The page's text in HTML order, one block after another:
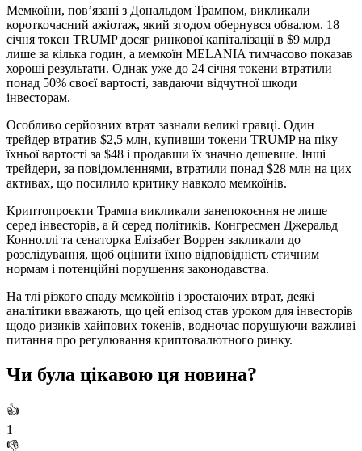
Мемкоїни, пов’язані з Дональдом Трампом, викликали
короткочасний ажіотаж, який згодом обернувся обвалом. 18
січня токен TRUMP досяг ринкової капіталізації в $9 млрд
лише за кілька годин, а мемкоїн MELANIA тимчасово показав
хороші результати. Однак уже до 24 січня токени втратили
понад 50% своєї вартості, завдаючи відчутної шкоди
інвесторам.
Особливо серйозних втрат зазнали великі гравці. Один
трейдер втратив $2,5 млн, купивши токени TRUMP на піку
їхньої вартості за $48 і продавши їх значно дешевше. Інші
трейдери, за повідомленнями, втратили понад $28 млн на цих
активах, що посилило критику навколо мемкоїнів.
Криптопроєкти Трампа викликали занепокоєння не лише
серед інвесторів, а й серед політиків. Конгресмен Джеральд
Конноллі та сенаторка Елізабет Воррен закликали до
розслідування, щоб оцінити їхню відповідність етичним
нормам і потенційні порушення законодавства.
На тлі різкого спаду мемкоїнів і зростаючих втрат, деякі
аналітики вважають, що цей епізод став уроком для інвесторів
щодо ризиків хайпових токенів, водночас порушуючи важливі
питання про регулювання криптовалютного ринку.
Чи була цікавою ця новина?
👍
1
👎